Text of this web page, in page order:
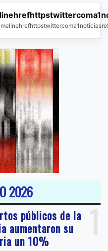
2026
1
públicos de la
aumentaron su
un 10%